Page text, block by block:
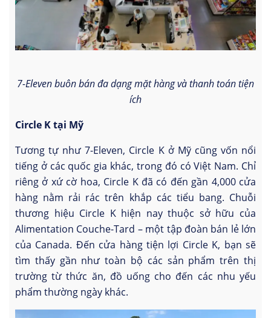
7-Eleven buôn bán đa dạng mặt hàng và thanh toán tiện
ích
Circle K tại Mỹ
Tương tự như 7-Eleven, Circle K ở Mỹ cũng vốn nổi
tiếng ở các quốc gia khác, trong đó có Việt Nam. Chỉ
riêng ở xứ cờ hoa, Circle K đã có đến gần 4,000 cửa
hàng nằm rải rác trên khắp các tiểu bang. Chuỗi
thương hiệu Circle K hiện nay thuộc sở hữu của
Alimentation Couche-Tard – một tập đoàn bán lẻ lớn
của Canada. Đến cửa hàng tiện lợi Circle K, bạn sẽ
tìm thấy gần như toàn bộ các sản phẩm trên thị
trường từ thức ăn, đồ uống cho đến các nhu yếu
phẩm thường ngày khác.